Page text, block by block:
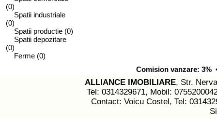
(0)
Spatii industriale
(0)
Spatii productie (0)
Spatii depozitare
(0)
Ferme (0)
Comision vanzare: 3%
ALLIANCE IMOBILIARE, Str.
Tel: 0314329671, Mobil:
Contact: Voicu Costel, Tel: